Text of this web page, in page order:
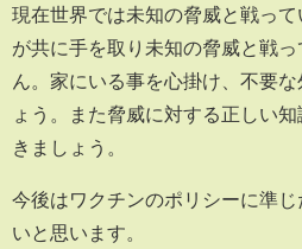
現在世界では未知の脅威と戦っ
が共に手を取り未知の脅威と戦
ん。家にいる事を心掛け、不要な
ょう。また脅威に対する正しい
きましょう。
今後はワクチンのポリシーに準
いと思います。